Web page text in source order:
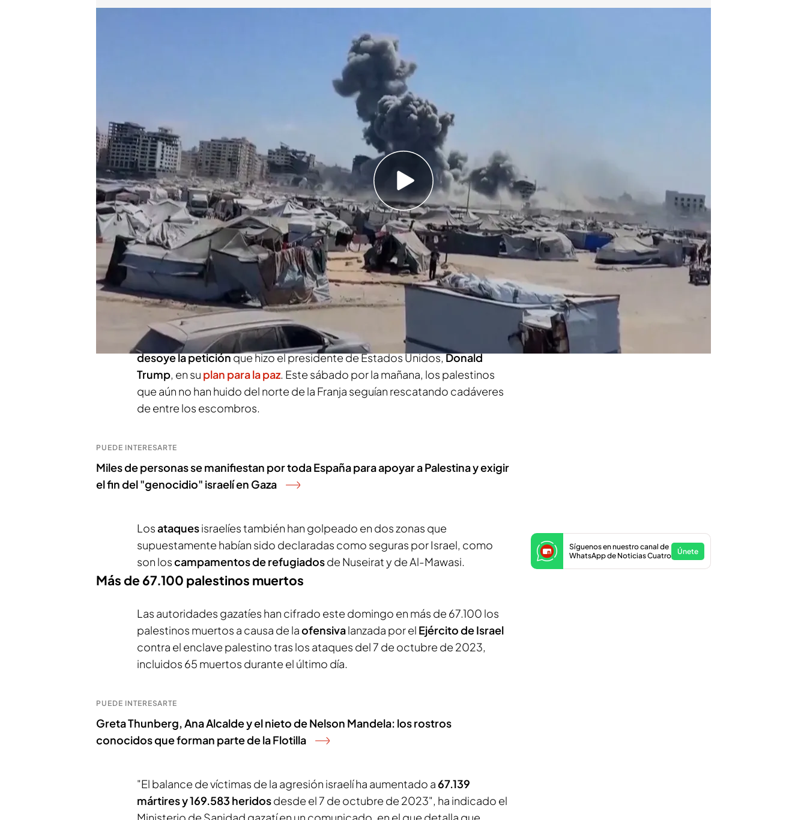
Las autoridades gazatíes cifran en más de 67.100 los palestinos
muertos en la ofensiva israelí desde octubre de 2023
Llegan a España 21 de los 49 activistas españoles de la Flotilla
detenidos en Israel: Ada Colau y Jordi Coronas, entre ellos
Compartir
El Gobierno de la Franja de Gaza, controlado por el Movimiento de
Resistencia Islámica (Hamás), ha denunciado que se han producido al
menos 93bombardeos israelíesque han dejadomás de 70 fallecidos
muchos de ellos niños, en el enclave palestino. Informan en el vídeo Laura
de Chiclana y Aurelio Megia.
De este modo, queda evidente que el Ejército de Benjamin
desoye la peticiónque hizo el presidente de Estados Unidos,Donald
Trump, en su plan para la paz. Este sábado por la mañana, los palestinos
que aún no han huido del norte de la Franja seguían rescatando cadáveres
de entre los escombros.
PUEDE INTERESARTE
Miles de personas se manifiestan por toda España para apoyar a Palestina y exigir
el fin del "genocidio" israelí en Gaza
Losataquesisraelíes también han golpeado en dos zonas que
supuestamente habían sido declaradas como seguras por Israel, como
son loscampamentos de refugiadosde Nuseirat y de Al-Mawasi.
Más de 67.100 palestinos muertos
Las autoridades gazatíes han cifrado este domingo en más de 67.100 los
palestinos muertos a causa de laofensivalanzada por el Ejército de Israel
contra el enclave palestino tras los ataques del 7 de octubre de 2023,
incluidos 65 muertos durante el último día.
PUEDE INTERESARTE
Greta Thunberg, Ana Alcalde y el nieto de Nelson Mandela: los rostros
conocidos que forman parte de la Flotilla
"El balance de víctimas de la agresión israelí ha aumentado a 67.139
mártires y 169.583 heridosdesde el 7 de octubre de 2023", ha indicado el
Síguenos en nuestro canal de
WhatsApp de Noticias Cuatro
Únete